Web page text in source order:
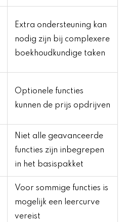
Extra ondersteuning kan
nodig zijn bij complexere
boekhoudkundige taken
Optionele functies
kunnen de prijs opdrijven
Niet alle geavanceerde
functies zijn inbegrepen
in het basispakket
Voor sommige functies is
mogelijk een leercurve
vereist